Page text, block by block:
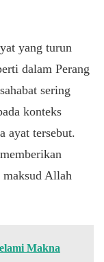
yang turun
dalam Perang
sahabat sering
konteks
ayat tersebut.
maksud Allah
Makna